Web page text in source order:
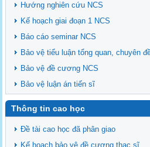
Hướng nghiên cứu NCS
Kế hoạch giai đoạn 1 NCS
Báo cáo seminar NCS
Bảo vệ tiểu luận tổng quan, chuyên
Bảo vệ đề cương NCS
Bảo vệ luận án tiến sĩ
Thông tin cao học
Đề tài cao học đã phân giao
Kế hoạch bảo vệ đề cương thạc sĩ